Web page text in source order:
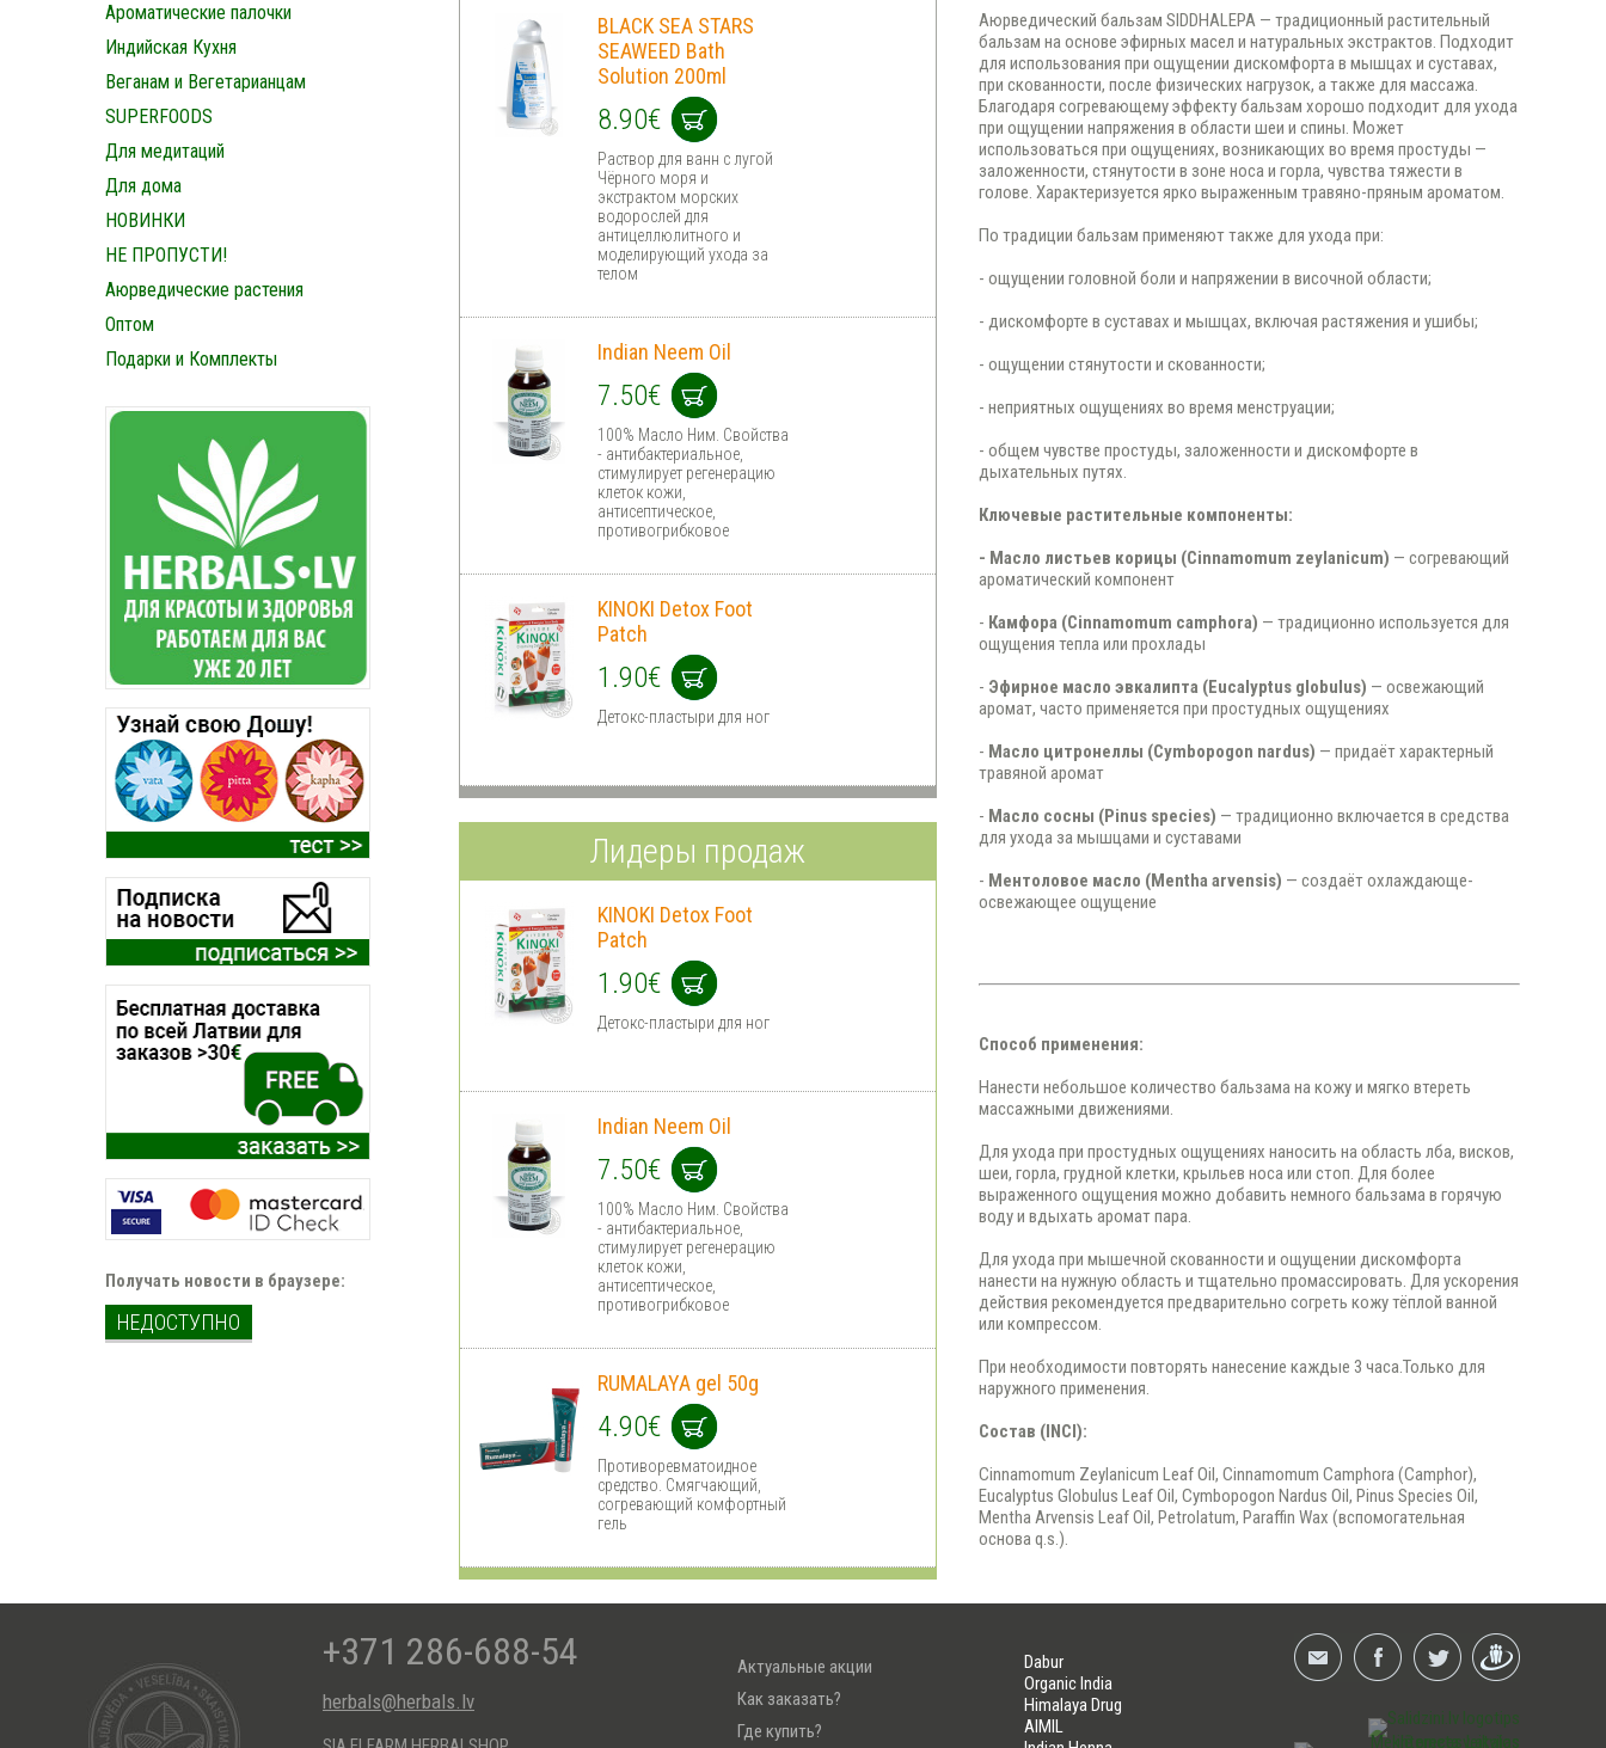
Ароматические палочки
Индийская Кухня
Веганам и Вегетарианцам
SUPERFOODS
Для медитаций
Для дома
НОВИНКИ
НЕ ПРОПУСТИ!
Аюрведические растения
Оптом
Подарки и Комплекты
Получать новости в браузере:
НЕДОСТУПНО
Аюрведический бальзам SIDDHALEPA — традиционный растительный
бальзам на основе эфирных масел и натуральных экстрактов. Подходит
для использования при ощущении дискомфорта в мышцах и суставах,
при скованности, после физических нагрузок, а также для массажа.
Благодаря согревающему эффекту бальзам хорошо подходит для ухода
при ощущении напряжения в области шеи и спины. Может
использоваться при ощущениях, возникающих во время простуды —
заложенности, стянутости в зоне носа и горла, чувства тяжести в
голове. Характеризуется ярко выраженным травяно-пряным ароматом.
По традиции бальзам применяют также для ухода при:
- ощущении головной боли и напряжении в височной области;
- дискомфорте в суставах и мышцах, включая растяжения и ушибы;
- ощущении стянутости и скованности;
- неприятных ощущениях во время менструации;
- общем чувстве простуды, заложенности и дискомфорте в
дыхательных путях.
Ключевые растительные компоненты:
- Масло листьев корицы (Cinnamomum zeylanicum) — согревающий
ароматический компонент
- Камфора (Cinnamomum camphora) — традиционно используется для
ощущения тепла или прохлады
- Эфирное масло эвкалипта (Eucalyptus globulus) — освежающий
аромат, часто применяется при простудных ощущениях
- Масло цитронеллы (Cymbopogon nardus) — придаёт характерный
травяной аромат
- Масло сосны (Pinus species) — традиционно включается в средства
для ухода за мышцами и суставами
- Ментоловое масло (Mentha arvensis) — создаёт охлаждающе-
освежающее ощущение
Способ применения:
Нанести небольшое количество бальзама на кожу и мягко втереть
массажными движениями.
Для ухода при простудных ощущениях наносить на область лба, висков,
шеи, горла, грудной клетки, крыльев носа или стоп. Для более
выраженного ощущения можно добавить немного бальзама в горячую
воду и вдыхать аромат пара.
Для ухода при мышечной скованности и ощущении дискомфорта
нанести на нужную область и тщательно промассировать. Для ускорения
действия рекомендуется предварительно согреть кожу тёплой ванной
или компрессом.
При необходимости повторять нанесение каждые 3 часа.Только для
наружного применения.
Состав (INCI):
Cinnamomum Zeylanicum Leaf Oil, Cinnamomum Camphora (Camphor),
Eucalyptus Globulus Leaf Oil, Cymbopogon Nardus Oil, Pinus Species Oil,
Mentha Arvensis Leaf Oil, Petrolatum, Paraffin Wax (вспомогательная
основа q.s.).
BLACK SEA STARS
SEAWEED Bath
Solution 200ml
8.90€
Раствор для ванн с лугой
Чёрного моря и
экстрактом морских
водорослей для
антицеллюлитного и
моделирующий ухода за
телом
Indian Neem Oil
7.50€
100% Масло Ним. Cвойства
- антибактериальное,
стимулирует регенерацию
клеток кожи,
антисептическое,
противогрибковое
KINOKI Detox Foot
Patch
1.90€
Детокс-пластыри для ног
Лидеры продаж
KINOKI Detox Foot
Patch
1.90€
Детокс-пластыри для ног
Indian Neem Oil
7.50€
100% Масло Ним. Cвойства
- антибактериальное,
стимулирует регенерацию
клеток кожи,
антисептическое,
противогрибковое
RUMALAYA gel 50g
4.90€
Противоревматоидное
средство. Смягчающий,
согревающий комфортный
гель
+371 286-688-54
herbals@herbals.lv
Актуальные акции
Как заказать?
Где купить?
Dabur
Organic India
Himalaya Drug
AIMIL